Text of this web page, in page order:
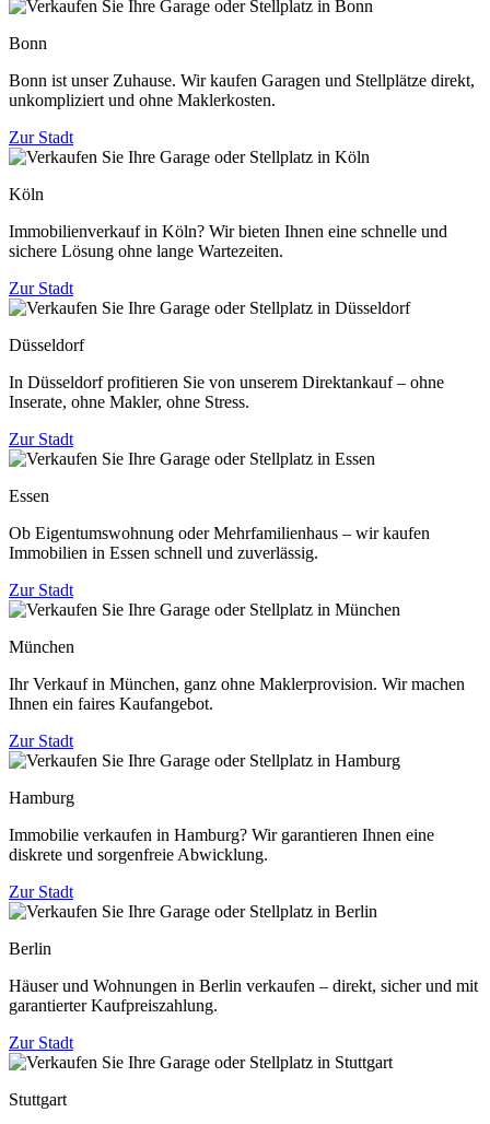
Bonn
Bonn ist unser Zuhause. Wir kaufen Garagen und Stellplätze direkt,
unkompliziert und ohne Maklerkosten.
Zur Stadt
Köln
Immobilienverkauf in Köln? Wir bieten Ihnen eine schnelle und
sichere Lösung ohne lange Wartezeiten.
Zur Stadt
Düsseldorf
In Düsseldorf profitieren Sie von unserem Direktankauf – ohne
Inserate, ohne Makler, ohne Stress.
Zur Stadt
Essen
Ob Eigentumswohnung oder Mehrfamilienhaus – wir kaufen
Immobilien in Essen schnell und zuverlässig.
Zur Stadt
München
Ihr Verkauf in München, ganz ohne Maklerprovision. Wir machen
Ihnen ein faires Kaufangebot.
Zur Stadt
Hamburg
Immobilie verkaufen in Hamburg? Wir garantieren Ihnen eine
diskrete und sorgenfreie Abwicklung.
Zur Stadt
Berlin
Häuser und Wohnungen in Berlin verkaufen – direkt, sicher und mit
garantierter Kaufpreiszahlung.
Zur Stadt
Stuttgart